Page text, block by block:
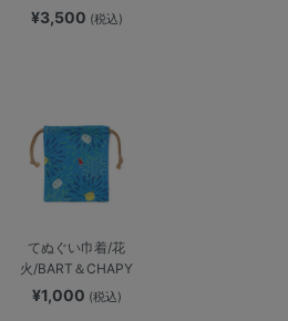
¥3,500 (税込)
てぬぐい巾着/花
火/BART＆CHAPY
¥1,000 (税込)